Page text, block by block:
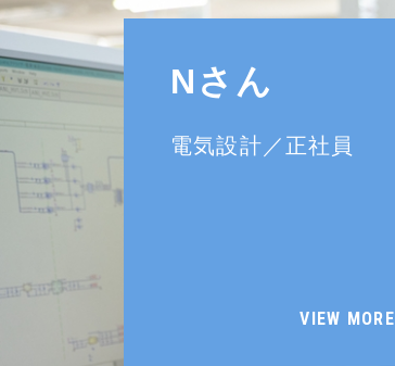
Nさん
電気設計／正社員
VIEW MORE